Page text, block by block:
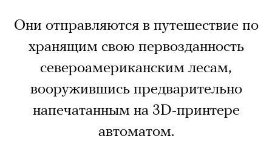
Они отправляются в путешествие по
хранящим свою первозданность
североамериканским лесам,
вооружившись предварительно
напечатанным на 3D-принтере
автоматом.